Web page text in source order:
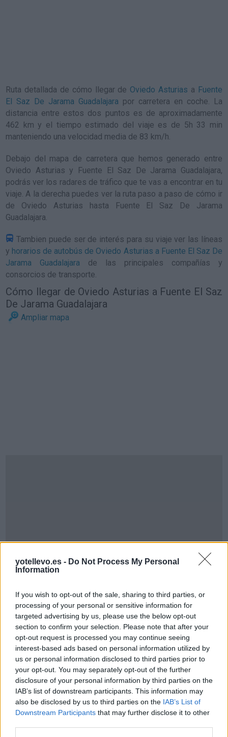
yotellevo.es - Do Not Process My Personal
Information
If you wish to opt-out of the sale, sharing to third parties, or
processing of your personal or sensitive information for
targeted advertising by us, please use the below opt-out
section to confirm your selection. Please note that after your
opt-out request is processed you may continue seeing
interest-based ads based on personal information utilized by
us or personal information disclosed to third parties prior to
your opt-out. You may separately opt-out of the further
disclosure of your personal information by third parties on the
IAB’s list of downstream participants. This information may
also be disclosed by us to third parties on the IAB’s List of
Downstream Participants that may further disclose it to other
Ruta detallada de cómo llegar de Oviedo Asturias a Fuente
El Saz De Jarama Guadalajara por carretera en coche. La
distancia entre estos dos puntos es de aproximadamente
462 km y el tiempo estimado del viaje es de 5h 33 min
manteniendo una velocidad media de 83 km/h.
Debajo del mapa de carretera que hemos generado entre
Oviedo Asturias y Fuente El Saz De Jarama Guadalajara,
podrás ver los radares de tráfico que te vas a encontrar en tu
viaje. A la derecha puedes ver la ruta paso a paso de cómo ir
de Oviedo Asturias hasta Fuente El Saz De Jarama
Guadalajara.
Tambien puede ser de interés para su viaje ver las líneas
y horarios de autobús de Oviedo Asturias a Fuente El Saz De
Jarama Guadalajara de las principales compañías y
consorcios de transporte.
Cómo llegar de Oviedo Asturias a Fuente El Saz
De Jarama Guadalajara
Ampliar mapa
Cómo ir desde Oviedo Asturias a Fuente El Saz
De Jarama Guadalajara